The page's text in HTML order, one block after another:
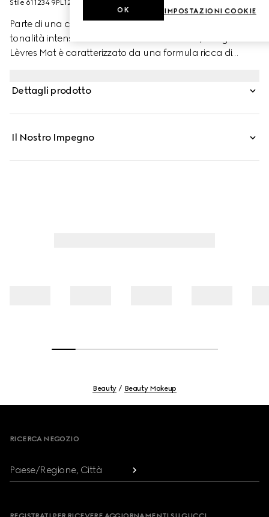
Stile ‎611234 9PL12 9505
Parte di una collezione di rossetti a lunga tenuta, dalle
tonalità intense e dal finish morbido e matte, Rouge à
Lèvres Mat è caratterizzato da una formula ricca di
direzione creativa della Maison e ispirate al glamour
collezioni Gucci. Ogni rossetto è presentato in un prezioso
Dettagli prodotto
Il Nostro Impegno
Beauty Beauty Makeup
RICERCA NEGOZIO
Paese/Regione, Città
IMPOSTAZIONI COOKIE
OK